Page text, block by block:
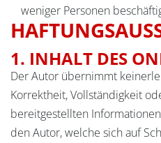
weniger Personen
1. INHALT DES
Der Autor übernimmt
Korrektheit, Vollständigkeit
bereitgestellten
den Autor, welche sich auf